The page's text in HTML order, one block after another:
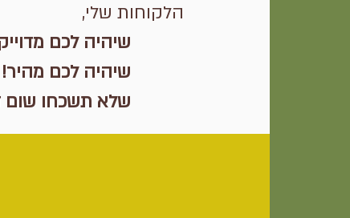
הלקוחות שלי,
שיהיה לכם
שיהיה לכם מהיר!
שלא תשכחו שום